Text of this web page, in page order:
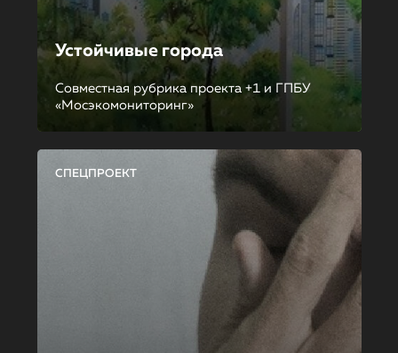
Устойчивые города
Совместная рубрика проекта +1 и ГПБУ
«Мосэкомониторинг»
СПЕЦПРОЕКТ